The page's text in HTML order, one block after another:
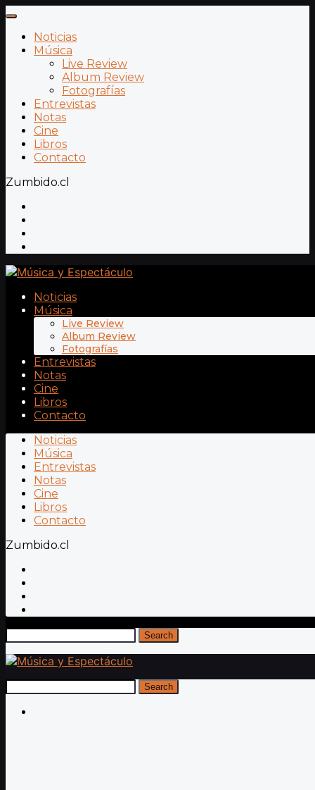
Noticias
Música
Live Review
Album Review
Fotografías
Entrevistas
Notas
Cine
Libros
Contacto
Zumbido.cl
Noticias
Música
Live Review
Album Review
Fotografías
Entrevistas
Notas
Cine
Libros
Contacto
Noticias
Música
Entrevistas
Notas
Cine
Libros
Contacto
Zumbido.cl
Search
Search